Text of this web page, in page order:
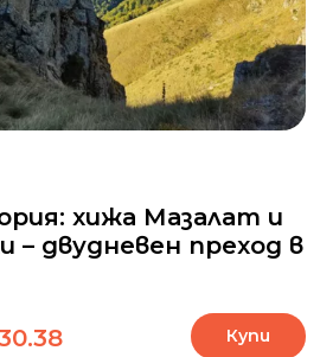
хижа Мазалат и
– двудневен преход в
Купи